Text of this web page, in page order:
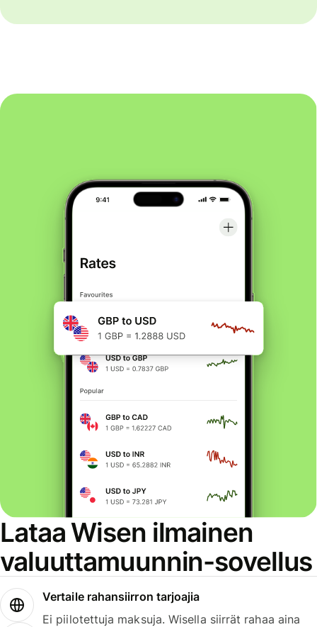
Lataa Wisen ilmainen
valuuttamuunnin-sovellus
Vertaile rahansiirron tarjoajia
Ei piilotettuja maksuja. Wisella siirrät rahaa aina